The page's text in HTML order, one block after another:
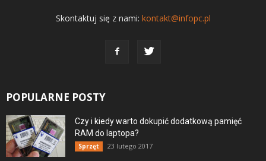
Skontaktuj się z nami: kontakt@infopc.pl
POPULARNE POSTY
Czy i kiedy warto dokupić dodatkową pamięć
RAM do laptopa?
Sprzęt 23 lutego 2017